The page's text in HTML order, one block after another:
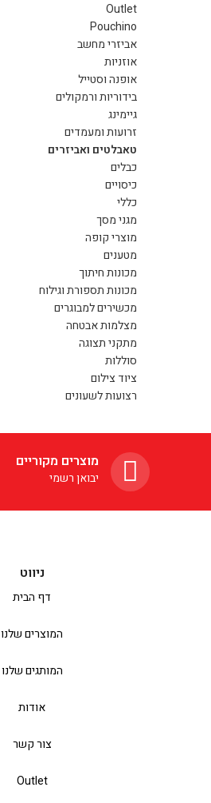
Outlet
Pouchino
אביזרי מחשב
אוזניות
אופנה וסטייל
בידוריות ורמקולים
גיימינג
זרועות ומעמדים
טאבלטים ואביזרים
כבלים
כיסויים
כללי
מגני מסך
מוצרי קופה
מטענים
מכונות חיתוך
מכונות תספורת וגילוח
מכשירים למבוגרים
מצלמות אבטחה
מתקני תצוגה
סוללות
ציוד צילום
רצועות לשעונים
מוצרים מקוריים
יבואן רשמי
ניווט
דף הבית
המוצרים שלנו
המותגים שלנו
אודות
צור קשר
Outlet